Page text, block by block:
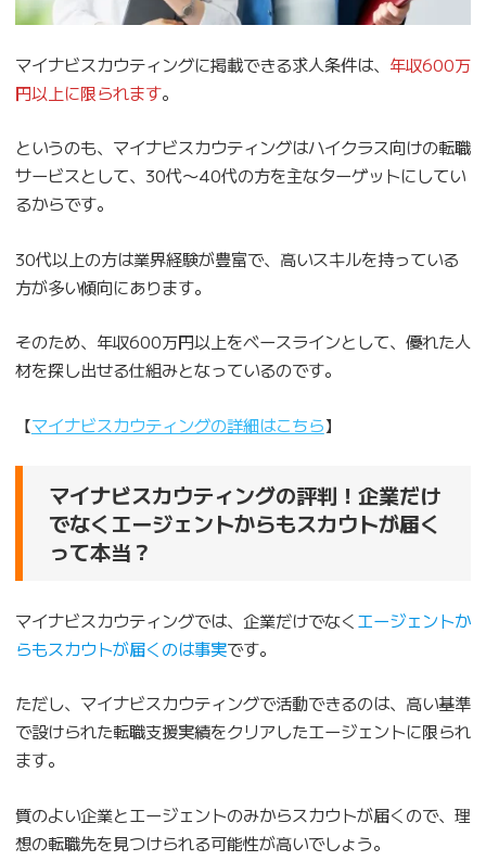
マイナビスカウティングに掲載できる求人条件は、 年収600万
円以上に限られます。
というのも、マイナビスカウティングはハイクラス向けの転職
サービスとして、30代〜40代の方を主なターゲットにしてい
るからです。
30代以上の方は業界経験が豊富で、高いスキルを持っている
方が多い傾向にあります。
そのため、年収600万円以上をベースラインとして、優れた人
材を探し出せる仕組みとなっているのです。
【マイナビスカウティングの詳細はこちら】
マイナビスカウティングの評判！企業だけ
でなくエージェントからもスカウトが届く
って本当？
マイナビスカウティングでは、企業だけでなくエージェントか
らもスカウトが届くのは事実です。
ただし、マイナビスカウティングで活動できるのは、高い基準
で設けられた転職支援実績をクリアしたエージェントに限られ
ます。
質のよい企業とエージェントのみからスカウトが届くので、理
想の転職先を見つけられる可能性が高いでしょう。